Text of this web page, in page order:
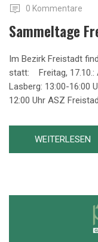
0 Kommentare
Sammeltage
Im Bezirk Freistadt
statt: Freitag, 17.10.:
Lasberg: 13:00-16:00
12:00 Uhr ASZ
WEITERLESEN